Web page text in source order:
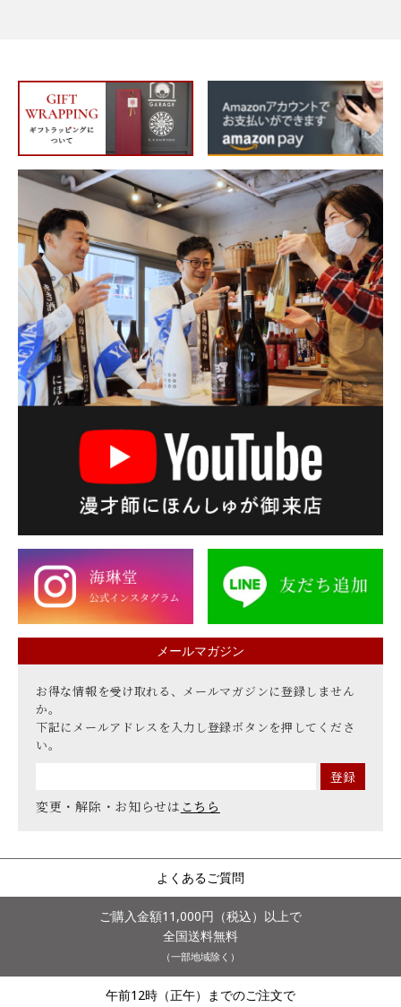
メールマガジン
お得な情報を受け取れる、メールマガジンに登録しません
か。
下記にメールアドレスを入力し登録ボタンを押してくださ
い。
変更・解除・お知らせは こちら
よくあるご質問
ご購入金額11,000円（税込）以上で
全国送料無料
（一部地域除く）
午前12時（正午）までのご注文で